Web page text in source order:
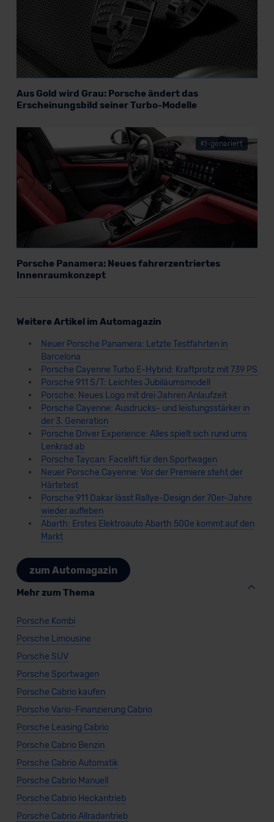
Datenschutzklauseln können Sie über den Kontakt zu
unserem Datenschutzbeauftragten unter
datenschutz@meinauto.de anfordern.
Datenschutzerklärung |Impressum
Aus Gold wird Grau: Porsche ändert das
Erscheinungsbild seiner Turbo-Modelle
KI-generiert
Porsche Panamera: Neues fahrerzentriertes
Innenraumkonzept
Weitere Artikel im Automagazin
Neuer Porsche Panamera: Letzte Testfahrten in
Barcelona
Porsche Cayenne Turbo E-Hybrid: Kraftprotz mit 739 PS
Porsche 911 S/T: Leichtes Jubiläumsmodell
Porsche: Neues Logo mit drei Jahren Anlaufzeit
Porsche Cayenne: Ausdrucks- und leistungsstärker in
der 3. Generation
Porsche Driver Experience: Alles spielt sich rund ums
Lenkrad ab
Porsche Taycan: Facelift für den Sportwagen
Neuer Porsche Cayenne: Vor der Premiere steht der
Härtetest
Porsche 911 Dakar lässt Rallye-Design der 70er-Jahre
wieder aufleben
Abarth: Erstes Elektroauto Abarth 500e kommt auf den
Markt
zum Automagazin
Mehr zum Thema
Porsche Kombi
Porsche Limousine
Porsche SUV
Porsche Sportwagen
Porsche Cabrio kaufen
Porsche Vario-Finanzierung Cabrio
Porsche Leasing Cabrio
Porsche Cabrio Benzin
Porsche Cabrio Automatik
Porsche Cabrio Manuell
Porsche Cabrio Heckantrieb
Porsche Cabrio Allradantrieb